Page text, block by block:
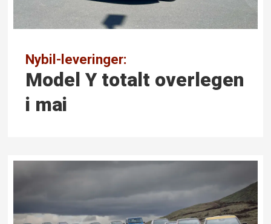
Nybil-leveringer:
Model Y totalt over­legen
i mai